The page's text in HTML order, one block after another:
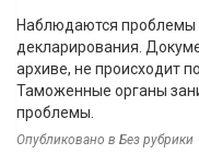
Наблюдаются проблемы
декларирования.
архиве, не происходит
Таможенные органы
проблемы.
Опубликовано в Без рубрики